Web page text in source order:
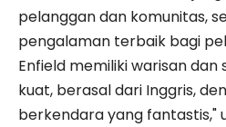
pelanggan dan komunitas,
pengalaman terbaik bagi
Enfield memiliki warisan
kuat, berasal dari Inggris,
berkendara yang fantastis,"